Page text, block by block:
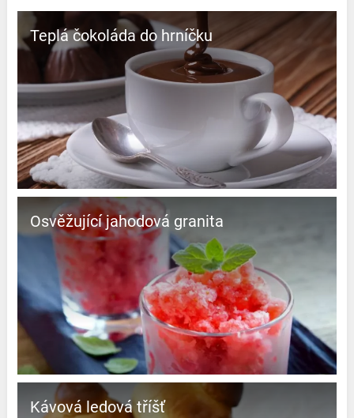
Teplá čokoláda do hrníčku
Osvěžující jahodová granita
Kávová ledová tříšť